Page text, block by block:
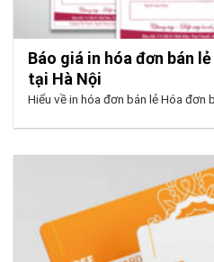
Báo giá in hóa đơn bán
tại Hà Nội
Hiểu về in hóa đơn bán lẻ Hóa đơn